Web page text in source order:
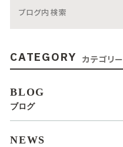
CATEGORY カテゴリー
BLOG
ブログ
NEWS